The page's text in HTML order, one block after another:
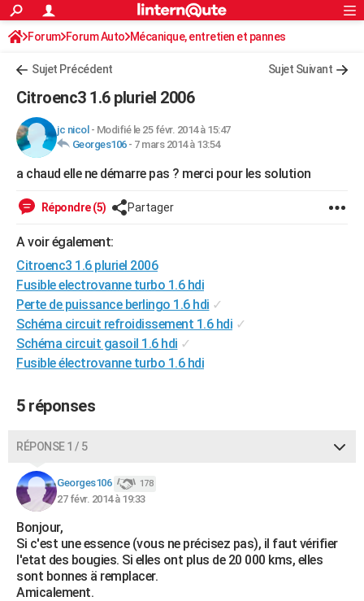
ACTUALITÉS
Politique
Société
Faits Divers
Education
Monde
Villes
+
FINANCE
Retraite
Impôts
Epargne
Immobilier
Risques naturels par ville
Banque
Assurance
Crédit
AUTO
Essais
Réserver un essai
Citadines
Berlines
SUV
Forum auto
+
Mobiles
Meilleur smartphone
Internet
Ordinateurs
Jeux vidéo
Guide high-tech
BRICOLAGE
Forum
Aménagement intérieur
Extérieur
Cuisine
Salle de bains
Jardinage
Rangement
WEEK-END
Guides de France
Escapades
Patrimoine
Expositions
Musées
Week-end nature
+LIFESTYLE
Art de vivre
Bien-être
Loisirs
Mode
Modes de vie
SANTE
Alimentation
Guide de la santé
Maladies
Médicaments
Sommeil
VOYAGE
GUIDES D'ACHAT
BONS PLANS
CARTE DE VOEUX
Carte de Noël
Carte Bonne année
Carte Saint-Valentin
Carte Pâques
Carte d'anniversaire
DICTIONNAIRE
Dictionnaire
Biographies
Citations
Expressions
Proverbes
PROGRAMME TV
COPAINS D'AVANT
Rechercher
S'inscrire
Connexion
Forum Forum Auto Mécanique, entretien et pannes
Sujet Précédent Sujet Suivant
Citroenc3 1.6 pluriel 2006
jc nicol - Modifié le 25 févr. 2014 à 15:47
Georges106- 7 mars 2014 à 13:54
a chaud elle ne démarre pas ? merci pour les solution
Répondre (5) Partager
A voir également:
Citroenc3 1.6 pluriel 2006
Fusible electrovanne turbo 1.6 hdi
Perte de puissance berlingo 1.6 hdi ✓
Schéma circuit refroidissement 1.6 hdi ✓
Schéma circuit gasoil 1.6 hdi ✓
Fusible électrovanne turbo 1.6 hdi
5 réponses
RÉPONSE 1 / 5
Georges106 178
27 févr. 2014 à 19:33
Bonjour,
Si c'est une essence (vous ne précisez pas), il faut vérifier
l'etat des bougies. Si elles ont plus de 20 000 kms, elles
sont bonnes ä remplacer.
Amicalement.